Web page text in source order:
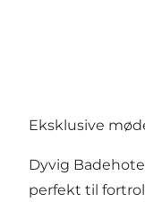
Eksklusive
Dyvig
perfekt til